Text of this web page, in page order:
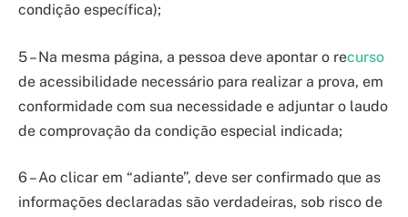
condição específica);
5 – Na mesma página, a pessoa deve apontar o recurso
de acessibilidade necessário para realizar a prova, em
conformidade com sua necessidade e adjuntar o laudo
de comprovação da condição especial indicada;
6 – Ao clicar em “adiante”, deve ser confirmado que as
informações declaradas são verdadeiras, sob risco de